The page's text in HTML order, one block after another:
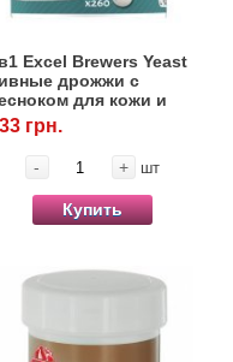
Excel Brewers Yeast
дрожжи с
для кожи и
260 табл.
грн.
- + шт
Купить